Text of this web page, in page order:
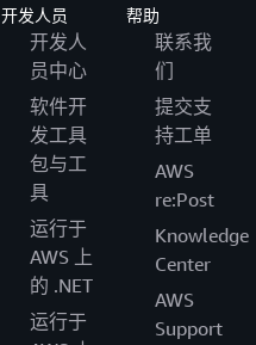
开发人员
开发人
员中心
软件开
发工具
包与工
具
运行于
AWS 上
的 .NET
运行于
帮助
联系我
们
提交支
持工单
AWS
re:Post
Knowledge
Center
AWS
Support